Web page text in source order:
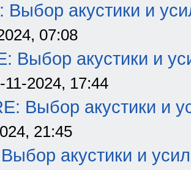
Выбор акустики и
07:08
Выбор акустики и
11-2024, 17:44
Выбор акустики и
21:45
акустики и